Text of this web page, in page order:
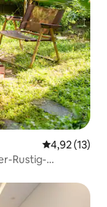
Gemiddelde
4,92 (13)
Rustig-